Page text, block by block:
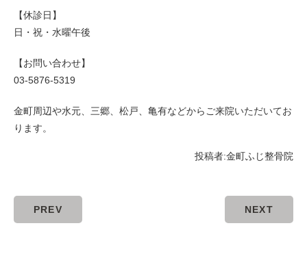
【休診日】
日・祝・水曜午後
【お問い合わせ】
03-5876-5319
金町周辺や水元、三郷、松戸、亀有などからご来院いただいてお
ります。
投稿者:金町ふじ整骨院
PREV NEXT